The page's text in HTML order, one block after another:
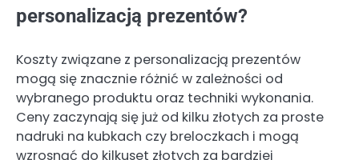
personalizacją prezentów?
Koszty związane z personalizacją prezentów
mogą się znacznie różnić w zależności od
wybranego produktu oraz techniki wykonania.
Ceny zaczynają się już od kilku złotych za proste
nadruki na kubkach czy breloczkach i mogą
wzrosnąć do kilkuset złotych za bardziej